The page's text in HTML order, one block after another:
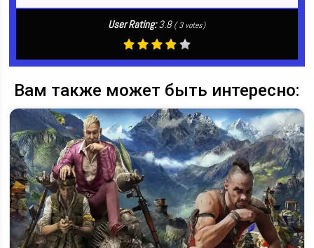
User Rating:3.8 (3votes)
Вам также может быть интересно: